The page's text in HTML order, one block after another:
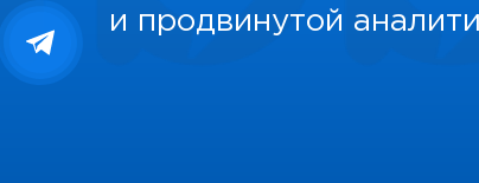
и продвинутой